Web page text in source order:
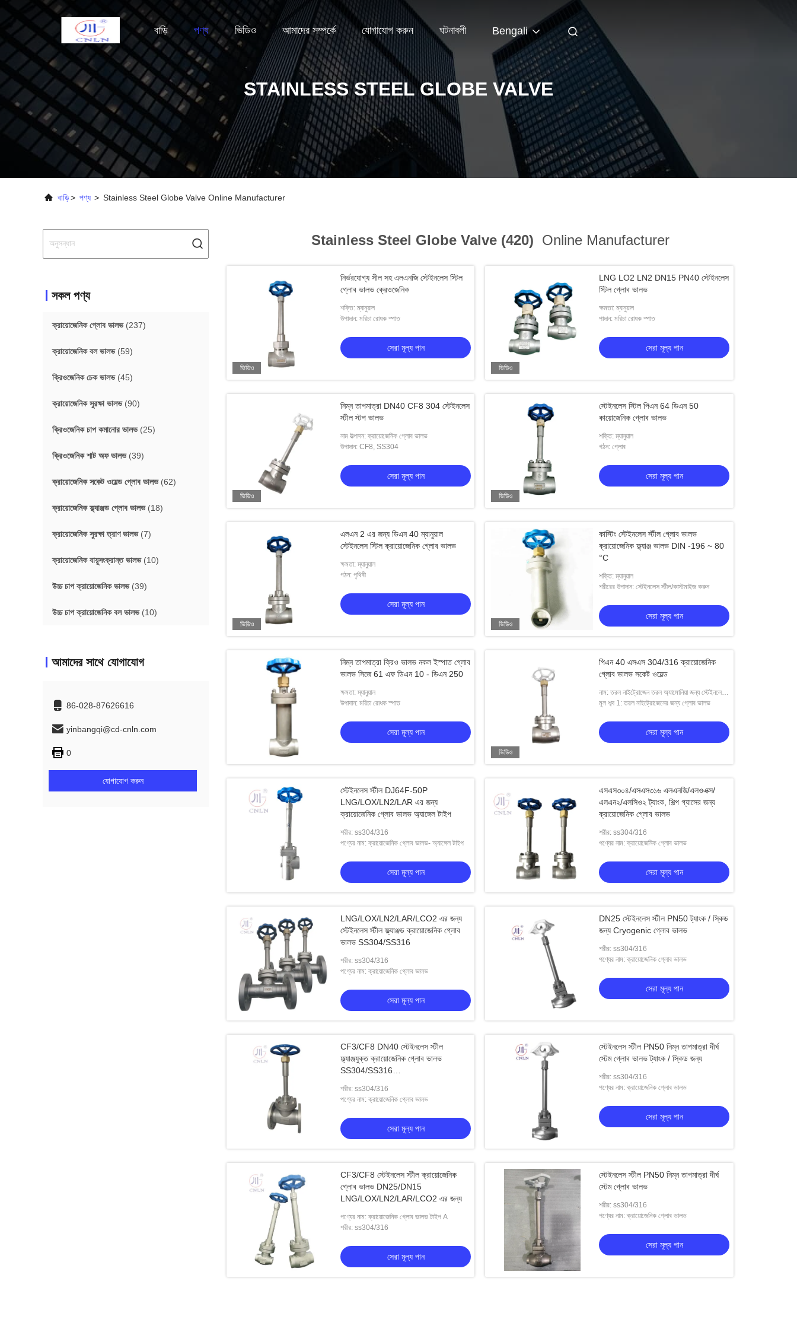
বাড়ি পণ্য ভিডিও আমাদের সম্পর্কে যোগাযোগ করুন ঘটনাবলী Bengali
STAINLESS STEEL GLOBE VALVE
বাড়ি> পণ্য > Stainless Steel Globe Valve Online Manufacturer
সকল পণ্য
ক্রায়োজেনিক গ্লোব ভালভ(237)
ক্রায়োজেনিক বল ভালভ(59)
ক্রিওজেনিক চেক ভালভ(45)
ক্রায়োজেনিক সুরক্ষা ভালভ(90)
ক্রিওজেনিক চাপ কমানোর ভালভ(25)
ক্রিওজেনিক শাট অফ ভালভ(39)
ক্রায়োজেনিক সকেট ওয়েল্ড গ্লোব ভালভ(62)
ক্রায়োজেনিক ফ্ল্যাঞ্জড গ্লোব ভালভ(18)
ক্রায়োজেনিক সুরক্ষা ত্রাণ ভালভ(7)
ক্রায়োজেনিক বায়ুসংক্রান্ত ভালভ(10)
উচ্চ চাপ ক্রায়োজেনিক ভালভ(39)
উচ্চ চাপ ক্রায়োজেনিক বল ভালভ(10)
আমাদের সাথে যোগাযোগ
86-028-87626616
yinbangqi@cd-cnln.com
0
যোগাযোগ করুন
Stainless Steel Globe Valve (420) Online Manufacturer
ভিডিও
নির্ভরযোগ্য সীল সহ এলএনজি স্টেইনলেস স্টিল
গ্লোব ভালভ ক্রেওজেনিক
শক্তি: ম্যানুয়াল
উপাদান: মরিচা রোধক স্পাত
সেরা মূল্য পান
ভিডিও
LNG LO2 LN2 DN15 PN40 স্টেইনলেস
স্টিল গ্লোব ভালভ
ক্ষমতা: ম্যানুয়াল
পাদান: মরিচা রোধক স্পাত
সেরা মূল্য পান
ভিডিও
নিম্ন তাপমাত্রা DN40 CF8 304 স্টেইনলেস
স্টীল স্টপ ভালভ
নাম উত্পাদন: ক্রায়োজেনিক গ্লোব ভালভ
উপাদান: CF8, SS304
সেরা মূল্য পান
ভিডিও
স্টেইনলেস স্টিল পিএন 64 ডিএন 50
কায়োজেনিক গ্লোব ভালভ
শক্তি: ম্যানুয়াল
গঠন: গ্লোব
সেরা মূল্য পান
ভিডিও
এলএন 2 এর জন্য ডিএন 40 ম্যানুয়াল
স্টেইনলেস স্টিল ক্রায়োজেনিক গ্লোব ভালভ
ক্ষমতা: ম্যানুয়াল
গঠন: পৃথিবী
সেরা মূল্য পান
ভিডিও
কাস্টিং স্টেইনলেস স্টীল গ্লোব ভালভ
ক্রায়োজেনিক ফ্ল্যাঞ্জ ভালভ DIN -196 ~ 80
°C
শক্তি: ম্যানুয়াল
শরীরের উপাদান: স্টেইনলেস স্টীল/কাস্টমাইজ করুন
সেরা মূল্য পান
নিম্ন তাপমাত্রা ক্রিও ভালভ নকল ইস্পাত গ্লোব
ভালভ সিজে 61 এফ ডিএন 10 - ডিএন 250
ক্ষমতা: ম্যানুয়াল
উপাদান: মরিচা রোধক স্পাত
সেরা মূল্য পান
ভিডিও
পিএন 40 এসএস 304/316 ক্রায়োজেনিক
গ্লোব ভালভ সকেট ওয়েল্ড
নাম: তরল নাইট্রোজেন তরল অ্যামোনিয়া জন্য স্টেইনলেস
স্টিল উচ্চ চাপ গ্লোব ভালভ
মূল শব্দ 1: তরল নাইট্রোজেনের জন্য গ্লোব ভালভ
সেরা মূল্য পান
স্টেইনলেস স্টীল DJ64F-50P
LNG/LOX/LN2/LAR এর জন্য
ক্রায়োজেনিক গ্লোব ভালভ অ্যাঙ্গেল টাইপ
শরীর: ss304/316
পণ্যের নাম: ক্রায়োজেনিক গ্লোব ভালভ- অ্যাঙ্গেল টাইপ
সেরা মূল্য পান
এসএস৩০৪/এসএস৩১৬ এলএনজি/এলওএক্স/
এলএন২/এলসিও২ ট্যাংক, শিল্প গ্যাসের জন্য
ক্রায়োজেনিক গ্লোব ভালভ
শরীর: ss304/316
পণ্যের নাম: ক্রায়োজেনিক গ্লোব ভালভ
সেরা মূল্য পান
LNG/LOX/LN2/LAR/LCO2 এর জন্য
স্টেইনলেস স্টীল ফ্ল্যাঞ্জড ক্রায়োজেনিক গ্লোব
ভালভ SS304/SS316
শরীর: ss304/316
পণ্যের নাম: ক্রায়োজেনিক গ্লোব ভালভ
সেরা মূল্য পান
DN25 স্টেইনলেস স্টীল PN50 ট্যাংক / স্কিড
জন্য Cryogenic গ্লোব ভালভ
শরীর: ss304/316
পণ্যের নাম: ক্রায়োজেনিক গ্লোব ভালভ
সেরা মূল্য পান
CF3/CF8 DN40 স্টেইনলেস স্টীল
ফ্ল্যাঞ্জযুক্ত ক্রায়োজেনিক গ্লোব ভালভ
SS304/SS316
শরীর: ss304/316
পণ্যের নাম: ক্রায়োজেনিক গ্লোব ভালভ
সেরা মূল্য পান
স্টেইনলেস স্টীল PN50 নিম্ন তাপমাত্রা দীর্ঘ
স্টেম গ্লোব ভালভ ট্যাংক / স্কিড জন্য
শরীর: ss304/316
পণ্যের নাম: ক্রায়োজেনিক গ্লোব ভালভ
সেরা মূল্য পান
CF3/CF8 স্টেইনলেস স্টীল ক্রায়োজেনিক
গ্লোব ভালভ DN25/DN15
LNG/LOX/LN2/LAR/LCO2 এর জন্য
পণ্যের নাম: ক্রায়োজেনিক গ্লোব ভালভ টাইপ A
শরীর: ss304/316
সেরা মূল্য পান
স্টেইনলেস স্টীল PN50 নিম্ন তাপমাত্রা দীর্ঘ
স্টেম গ্লোব ভালভ
শরীর: ss304/316
পণ্যের নাম: ক্রায়োজেনিক গ্লোব ভালভ
সেরা মূল্য পান